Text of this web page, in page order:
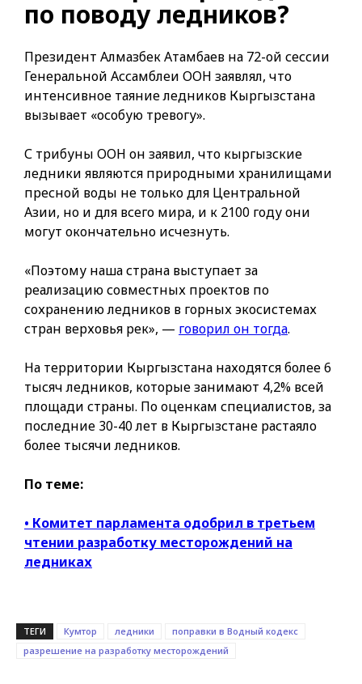
по поводу ледников?
Президент Алмазбек Атамбаев на 72-ой сессии
Генеральной Ассамблеи ООН заявлял, что
интенсивное таяние ледников Кыргызстана
вызывает «особую тревогу».
С трибуны ООН он заявил, что кыргызские
ледники являются природными хранилищами
пресной воды не только для Центральной
Азии, но и для всего мира, и к 2100 году они
могут окончательно исчезнуть.
«Поэтому наша страна выступает за
реализацию совместных проектов по
сохранению ледников в горных экосистемах
стран верховья рек», — говорил он тогда.
На территории Кыргызстана находятся более 6
тысяч ледников, которые занимают 4,2% всей
площади страны. По оценкам специалистов, за
последние 30-40 лет в Кыргызстане растаяло
более тысячи ледников.
По теме:
• Комитет парламента одобрил в третьем
чтении разработку месторождений на
ледниках
ТЕГИ Кумтор ледники
поправки в Водный кодекс
разрешение на разработку месторождений